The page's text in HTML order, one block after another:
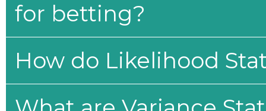
for betting?
How do Likelihood